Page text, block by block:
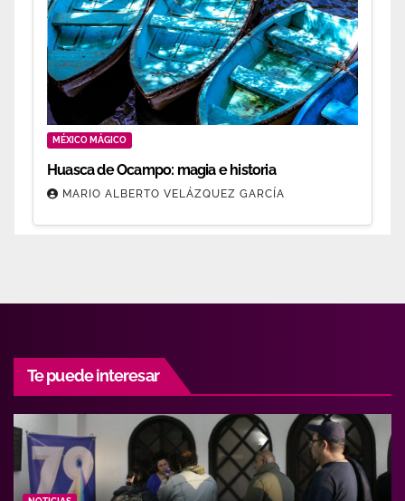
MÉXICO MÁGICO
Huasca de Ocampo: magia e historia
MARIO ALBERTO VELÁZQUEZ GARCÍA
Te puede interesar